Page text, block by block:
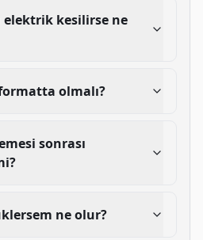
elektrik kesilirse ne
olmalı?
sonrası
ne olur?